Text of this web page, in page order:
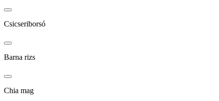
Csicseriborsó
Barna rizs
Chia mag